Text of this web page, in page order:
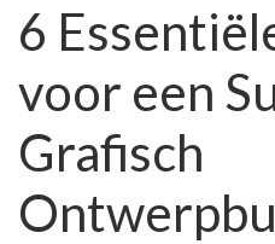
6
voor een
Grafisch